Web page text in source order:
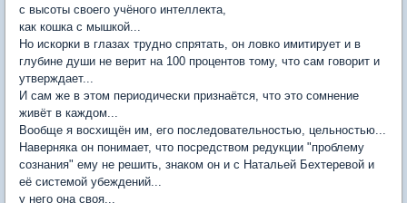
с высоты своего учёного интеллекта,
как кошка с мышкой...
Но искорки в глазах трудно спрятать, он ловко имитирует и в
глубине души не верит на 100 процентов тому, что сам говорит и
утверждает...
И сам же в этом периодически признаётся, что это сомнение
живёт в каждом...
Вообще я восхищён им, его последовательностью, цельностью...
Наверняка он понимает, что посредством редукции "проблему
сознания" ему не решить, знаком он и с Натальей Бехтеревой и
её системой убеждений...
у него она своя...